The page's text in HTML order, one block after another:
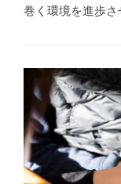
巻く環境を進歩さ